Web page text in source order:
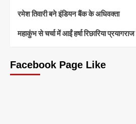
रमेश तिवारी बने इंडियन बैंक के अधिवक्ता
महाकुंभ से चर्चा में आईं हर्षा रिछारिया
Facebook Page Like